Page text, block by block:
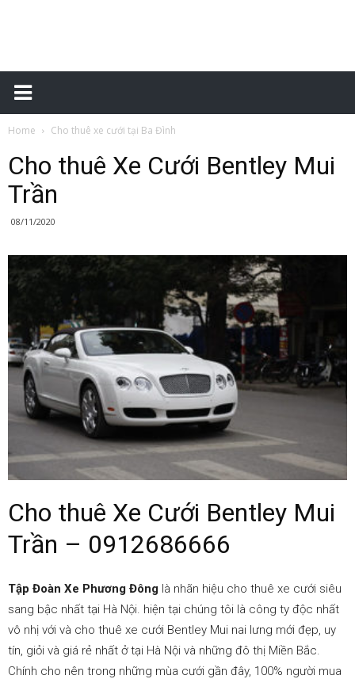
Cho
cưới
–
0912686666
|Cho
Home Cho thuê xe cưới tại Ba Đình
Cho thuê Xe Cưới Bentley Mui
Trần
08/11/2020
Cho thuê Xe Cưới Bentley Mui
Trần – 0912686666
Tập Đoàn Xe Phương Đông là nhãn hiệu cho thuê xe cưới siêu
sang bậc nhất tại Hà Nội. hiện tại chúng tôi là công ty độc nhất
vô nhị với và cho thuê xe cưới Bentley Mui nai lưng mới đẹp, uy
tín, giỏi và giá rẻ nhất ở tại Hà Nội và những đô thị Miền Bắc.
Chính cho nên trong những mùa cưới gần đây, 100% người mua